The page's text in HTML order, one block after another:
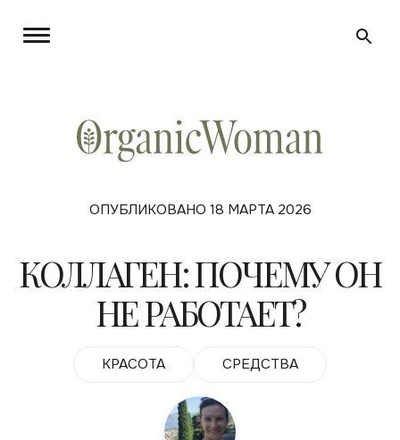
ОПУБЛИКОВАНО 18 МАРТА 2026
КОЛЛАГЕН: ПОЧЕМУ ОН
НЕ РАБОТАЕТ?
КРАСОТА СРЕДСТВА